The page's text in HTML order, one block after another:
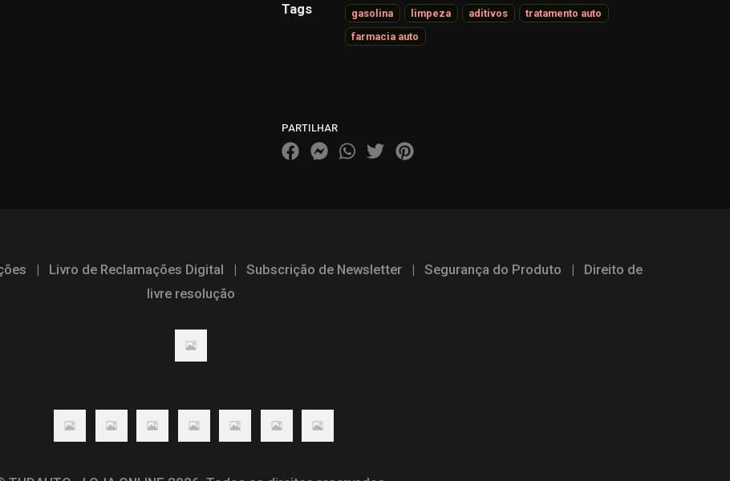
Tags gasolina limpeza aditivos
tratamento auto
farmacia auto
PARTILHAR
| Livro de Reclamações Digital | Subscrição de Newsletter | Segurança do Produto | Direito de
livre resolução